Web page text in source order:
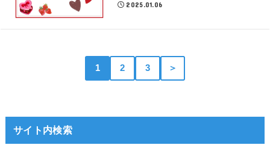
2025.01.06
1 2 3 ＞
サイト内検索